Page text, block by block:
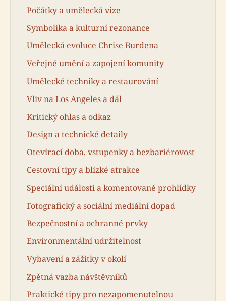
Počátky a umělecká vize
Symbolika a kulturní rezonance
Umělecká evoluce Chrise Burdena
Veřejné umění a zapojení komunity
Umělecké techniky a restaurování
Vliv na Los Angeles a dál
Kritický ohlas a odkaz
Design a technické detaily
Otevírací doba, vstupenky a bezbariérovost
Cestovní tipy a blízké atrakce
Speciální události a komentované prohlídky
Fotografický a sociální mediální dopad
Bezpečnostní a ochranné prvky
Environmentální udržitelnost
Vybavení a zážitky v okolí
Zpětná vazba návštěvníků
Praktické tipy pro nezapomenutelnou